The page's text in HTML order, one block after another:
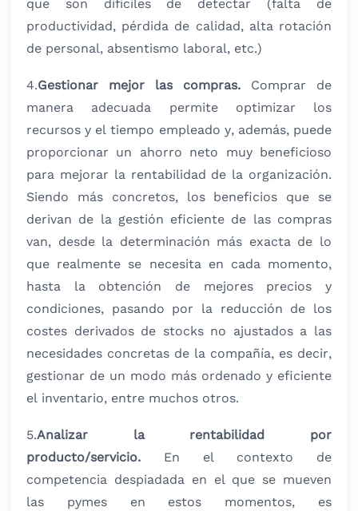
que son difíciles de detectar (falta de
productividad, pérdida de calidad, alta rotación
de personal, absentismo laboral, etc.)
4.Gestionar mejor las compras. Comprar de
manera adecuada permite optimizar los
recursos y el tiempo empleado y, además, puede
proporcionar un ahorro neto muy beneficioso
para mejorar la rentabilidad de la organización.
Siendo más concretos, los beneficios que se
derivan de la gestión eficiente de las compras
van, desde la determinación más exacta de lo
que realmente se necesita en cada momento,
hasta la obtención de mejores precios y
condiciones, pasando por la reducción de los
costes derivados de stocks no ajustados a las
necesidades concretas de la compañía, es decir,
gestionar de un modo más ordenado y eficiente
el inventario, entre muchos otros.
5.Analizar la rentabilidad por
producto/servicio. En el contexto de
competencia despiadada en el que se mueven
las pymes en estos momentos, es